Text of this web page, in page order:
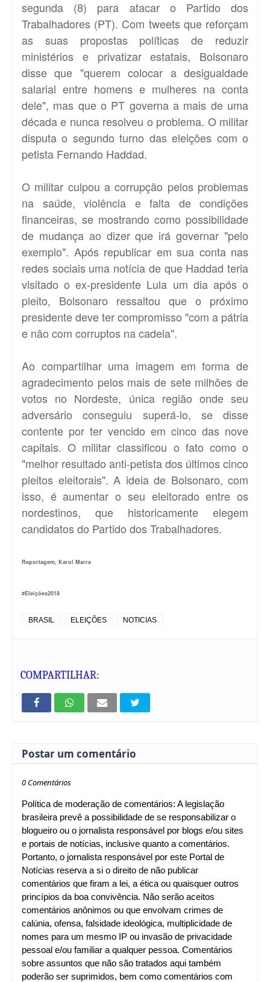
segunda (8) para atacar o Partido dos
Trabalhadores (PT). Com tweets que reforçam
as suas propostas políticas de reduzir
ministérios e privatizar estatais, Bolsonaro
disse que "querem colocar a desigualdade
salarial entre homens e mulheres na conta
dele", mas que o PT governa a mais de uma
década e nunca resolveu o problema. O militar
disputa o segundo turno das eleições com o
petista Fernando Haddad.
O militar culpou a corrupção pelos problemas
na saúde, violência e falta de condições
financeiras, se mostrando como possibilidade
de mudança ao dizer que irá governar "pelo
exemplo". Após republicar em sua conta nas
redes sociais uma notícia de que Haddad teria
visitado o ex-presidente Lula um dia após o
pleito, Bolsonaro ressaltou que o próximo
presidente deve ter compromisso "com a pátria
e não com corruptos na cadeia".
Ao compartilhar uma imagem em forma de
agradecimento pelos mais de sete milhões de
votos no Nordeste, única região onde seu
adversário conseguiu superá-lo, se disse
contente por ter vencido em cinco das nove
capitais. O militar classificou o fato como o
"melhor resultado anti-petista dos últimos cinco
pleitos eleitorais". A ideia de Bolsonaro, com
isso, é aumentar o seu eleitorado entre os
nordestinos, que historicamente elegem
candidatos do Partido dos Trabalhadores.
Reportagem, Karol Marra
#Eleições2018
BRASIL ELEIÇÕES NOTICIAS
COMPARTILHAR:
Postar um comentário
0 Comentários
Política de moderação de comentários: A legislação
brasileira prevê a possibilidade de se responsabilizar o
blogueiro ou o jornalista responsável por blogs e/ou sites
e portais de notícias, inclusive quanto a comentários.
Portanto, o jornalista responsável por este Portal de
Notícias reserva a si o direito de não publicar
comentários que firam a lei, a ética ou quaisquer outros
princípios da boa convivência. Não serão aceitos
comentários anônimos ou que envolvam crimes de
calúnia, ofensa, falsidade ideológica, multiplicidade de
nomes para um mesmo IP ou invasão de privacidade
pessoal e/ou familiar a qualquer pessoa. Comentários
sobre assuntos que não são tratados aqui também
poderão ser suprimidos, bem como comentários com